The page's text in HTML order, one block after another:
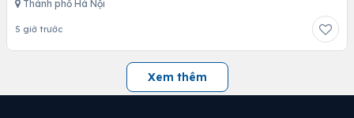
Thành phố Hà Nội
5 giờ trước
Xem thêm